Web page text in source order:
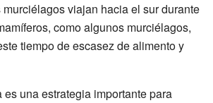
viajan hacia el sur durante
como algunos murciélagos,
tiempo de escasez de alimento y
una estrategia importante para